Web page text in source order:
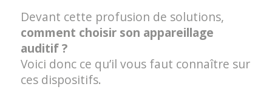
Devant cette profusion de solutions,
comment choisir son appareillage
auditif ?
Voici donc ce qu’il vous faut connaître sur
ces dispositifs.